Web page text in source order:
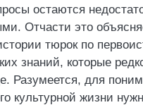
остаются
Отчасти это
тюрок по
знаний, которые
Разумеется, для
культурной жизни